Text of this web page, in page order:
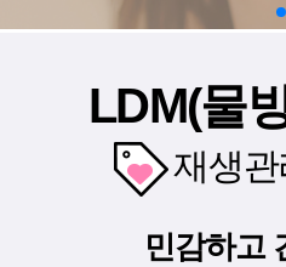
LDM(물
재생관
민감하고